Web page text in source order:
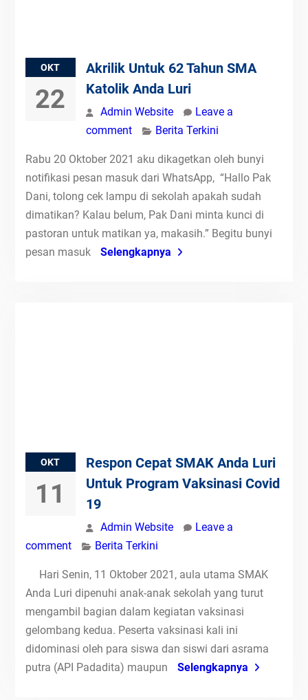
OKT
22
Akrilik Untuk 62 Tahun SMA
Katolik Anda Luri
Admin Website
Leave a
comment
Berita Terkini
Rabu 20 Oktober 2021 aku dikagetkan oleh bunyi
notifikasi pesan masuk dari WhatsApp, “Hallo Pak
Dani, tolong cek lampu di sekolah apakah sudah
dimatikan? Kalau belum, Pak Dani minta kunci di
pastoran untuk matikan ya, makasih.” Begitu bunyi
pesan masuk
Selengkapnya
OKT
11
Respon Cepat SMAK Anda Luri
Untuk Program Vaksinasi Covid
19
Admin Website
Leave a
comment
Berita Terkini
Hari Senin, 11 Oktober 2021, aula utama SMAK
Anda Luri dipenuhi anak-anak sekolah yang turut
mengambil bagian dalam kegiatan vaksinasi
gelombang kedua. Peserta vaksinasi kali ini
didominasi oleh para siswa dan siswi dari asrama
putra (API Padadita) maupun
Selengkapnya